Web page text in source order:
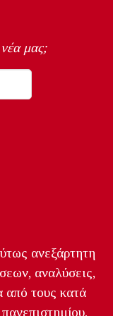
μας;
ανεξάρτητη
αναλύσεις,
από τους κατά